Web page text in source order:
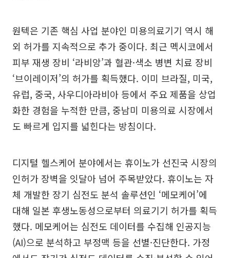
원텍은 기존 핵심 사업 분야인 미용의료기기 역시 해
외 허가를 지속적으로 추가 중이다. 최근 멕시코에서
피부 재생 장비 ‘라비앙’과 혈관·색소 병변 치료 장비
‘브이레이저’의 허가를 획득했다. 이미 브라질, 미국,
유럽, 중국, 사우디아라비아 등에서 주요 제품을 상업
화한 경험을 누적한 만큼, 중남미 미용의료 시장에서
도 빠르게 입지를 넓힌다는 방침이다.
디지털 헬스케어 분야에서는 휴이노가 선진국 시장의
인허가 장벽을 잇달아 넘어 주목받았다. 휴이노는 자
체 개발한 장기 심전도 분석 솔루션인 ‘메모케어’에
대해 일본 후생노동성으로부터 의료기기 허가를 획득
했다. 메모케어는 심전도 데이터를 수집해 인공지능
(AI)으로 분석하고 부정맥 등을 선별·진단한다. 가정